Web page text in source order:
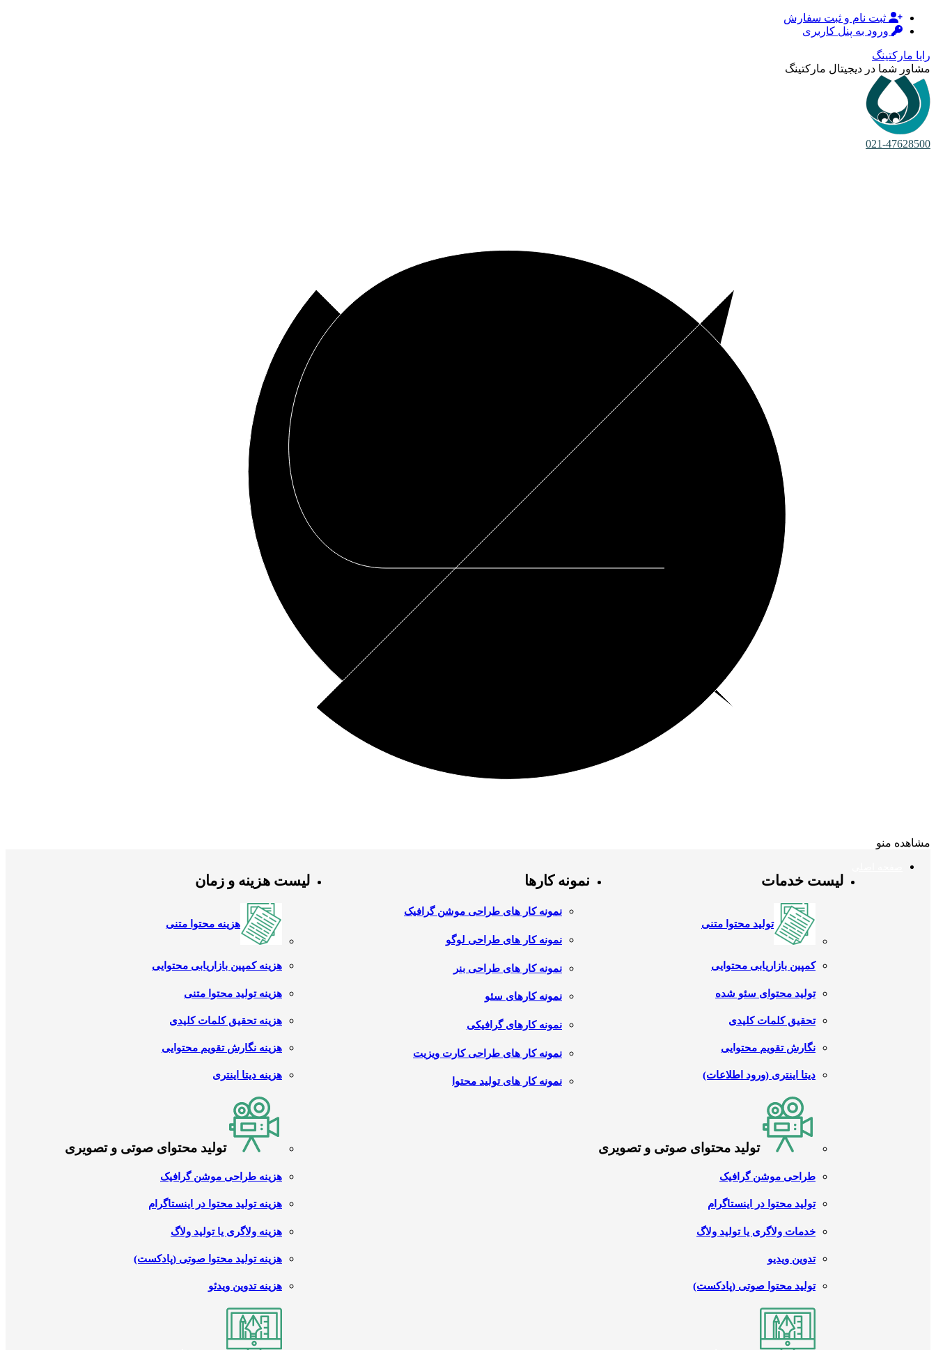
ثبت نام و ثبت سفارش
ورود به پنل کاربری
رایا مارکتینگ
مشاور شما در دیجیتال مارکتینگ
021-47628500
مشاهده منو
لیست خدمات
تولید محتوا متنی
کمپین بازاریابی محتوایی
تولید محتوای سئو شده
تحقیق کلمات کلیدی
نگارش تقویم محتوایی
دیتا اینتری (ورود اطلاعات)
تولید محتوای صوتی و تصویری
طراحی موشن گرافیک
تولید محتوا در اینستاگرام
خدمات ولاگری یا تولید ولاگ
تدوین ویدیو
تولید محتوا صوتی (پادکست)
نمونه کارها
نمونه کار های طراحی موشن گرافیک
نمونه کار های طراحی لوگو
نمونه کار های طراحی بنر
نمونه کارهای سئو
نمونه کارهای گرافیکی
نمونه کار های طراحی کارت ویزیت
نمونه کار های تولید محتوا
لیست هزینه و زمان
هزینه محتوا متنی
هزینه کمپین بازاریابی محتوایی
هزینه تولید محتوا متنی
هزینه تحقیق کلمات کلیدی
هزینه نگارش تقویم محتوایی
هزینه دیتا اینتری
تولید محتوای صوتی و تصویری
هزینه طراحی موشن گرافیک
هزینه تولید محتوا در اینستاگرام
هزینه ولاگری یا تولید ولاگ
هزینه تولید محتوا صوتی (پادکست)
هزینه تدوین ویدئو